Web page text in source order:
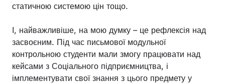
статичною системою цін тощо.
І, найважливіше, на мою думку – це рефлексія над
засвоєним. Під час письмової модульної
контрольною студенти мали змогу працювати над
кейсами з Соціального підприємництва, і
імплементувати свої знання з цього предмету у